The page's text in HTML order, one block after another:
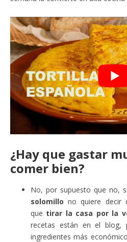
¿Hay que gastar
comer bien?
No, por supuesto que no,
solomillo no quiere decir
que tirar la casa por la
recetas están en el blog,
ingredientes más